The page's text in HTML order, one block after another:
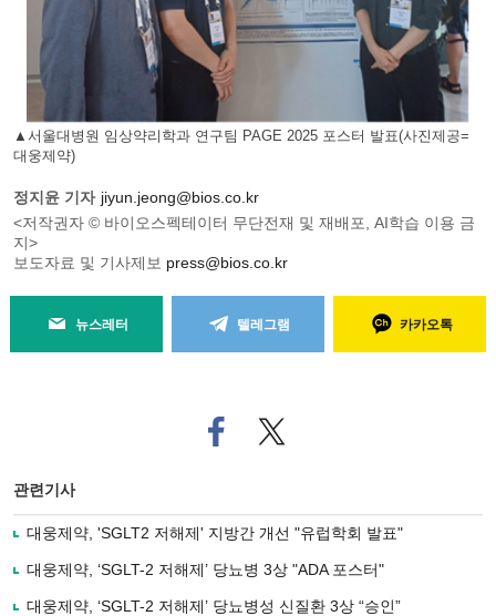
▲서울대병원 임상약리학과 연구팀 PAGE 2025 포스터 발표(사진제공=
대웅제약)
정지윤 기자 jiyun.jeong@bios.co.kr
<저작권자 © 바이오스펙테이터 무단전재 및 재배포, AI학습 이용 금
지>
보도자료 및 기사제보 press@bios.co.kr
뉴스레터 텔레그램 카카오톡
페
이
로
기
사
유
트위
터로
관련기사
대웅제약, 'SGLT2 저해제' 지방간 개선 "유럽학회 발표"
대웅제약, ‘SGLT-2 저해제’ 당뇨병 3상 "ADA 포스터"
대웅제약, ‘SGLT-2 저해제’ 당뇨병성 신질환 3상 “승인”